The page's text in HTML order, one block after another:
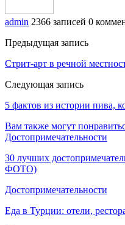
admin 2366 записей 0
Предыдущая запись
Стрит-арт в речной
Следующая запись
5 фактов из истории пива,
Вам также могут
Достопримечательности
30 лучших
ФОТО)
Достопримечательности
Еда в Турции: отели,